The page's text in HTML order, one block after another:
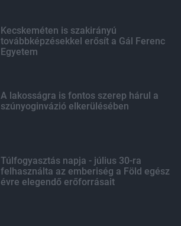
Kecskeméten is szakirányú
továbbképzésekkel erősít a Gál Ferenc
Egyetem
A lakosságra is fontos szerep hárul a
szúnyoginvázió elkerülésében
Túlfogyasztás napja - július 30-ra
felhasználta az emberiség a Föld egész
évre elegendő erőforrásait